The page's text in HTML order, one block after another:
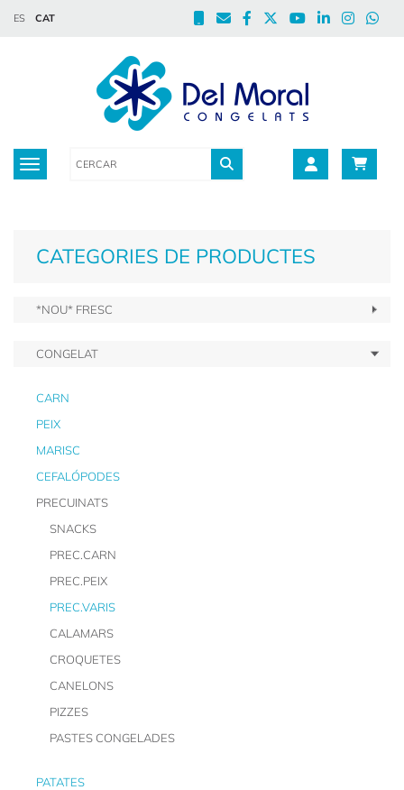
ES CAT
Toggle navigation
CATEGORIES DE PRODUCTES
*NOU* FRESC
CONGELAT
CARN
PEIX
MARISC
CEFALÓPODES
PRECUINATS
SNACKS
PREC.CARN
PREC.PEIX
PREC.VARIS
CALAMARS
CROQUETES
CANELONS
PIZZES
PASTES CONGELADES
PATATES